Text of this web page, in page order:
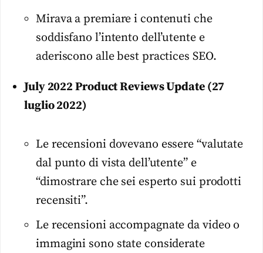
Mirava a premiare i contenuti che
soddisfano l’intento dell’utente e
aderiscono alle best practices SEO.
July 2022 Product Reviews Update (27
luglio 2022)
Le recensioni dovevano essere “valutate
dal punto di vista dell’utente” e
“dimostrare che sei esperto sui prodotti
recensiti”.
Le recensioni accompagnate da video o
immagini sono state considerate